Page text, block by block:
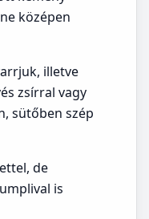
középen
illetve
zsírral vagy
sütőben szép
de
is